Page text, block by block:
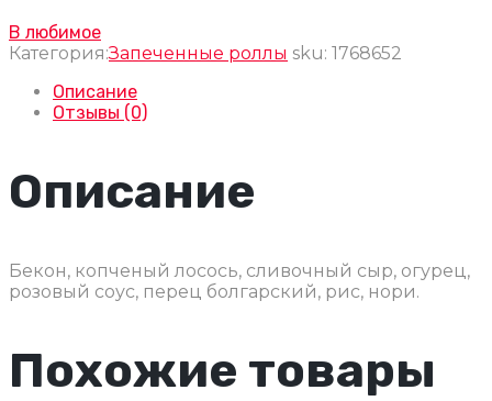
В любимое
Категория:Запеченные роллы sku: 1768652
Описание
Отзывы (0)
Описание
Бекон, копченый лосось, сливочный сыр, огурец,
розовый соус, перец болгарский, рис, нори.
Похожие товары